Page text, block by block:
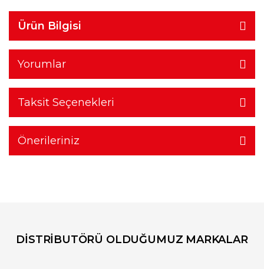
Ürün Bilgisi
Yorumlar
Taksit Seçenekleri
Önerileriniz
DİSTRİBUTÖRÜ OLDUĞUMUZ MARKALAR